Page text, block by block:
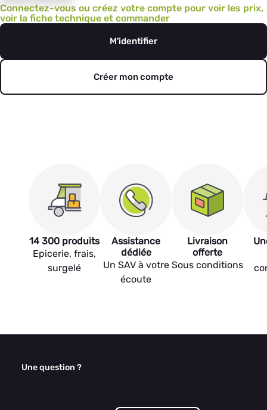
Connectez-vous ou créez votre compte pour voir les prix,
voir la fiche technique et commander
M'identifier
Créer mon compte
14 300 produits
Epicerie, frais,
surgelé
Assistance
dédiée
Un SAV à votre
écoute
Livraison
offerte
Sous conditions
Une question ?